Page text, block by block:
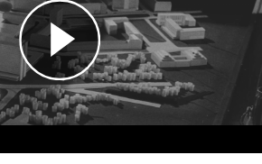
Esita
video